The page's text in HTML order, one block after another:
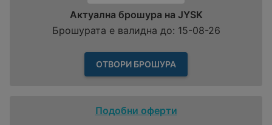
Актуална брошура на JYSK
Брошурата е валидна до: 15-08-26
ОТВОРИ БРОШУРА
Подобни оферти